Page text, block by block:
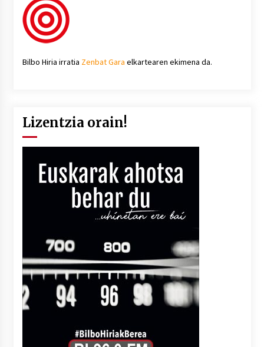
Bilbo Hiria irratia Zenbat Gara elkartearen ekimena da.
Lizentzia orain!